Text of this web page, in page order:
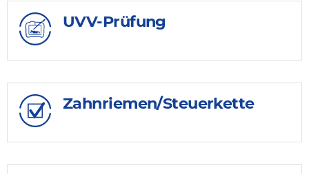
UVV-Prüfung
Zahnriemen/Steuerkette